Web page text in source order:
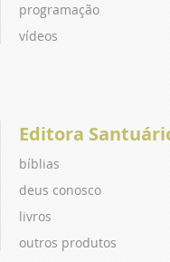
programação
vídeos
Editora
bíblias
deus conosco
livros
outros produtos